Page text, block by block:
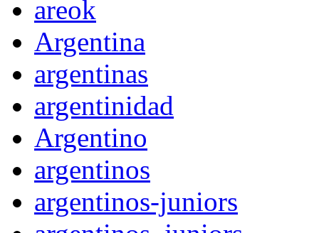
areok
Argentina
argentinas
argentinidad
Argentino
argentinos
argentinos-juniors